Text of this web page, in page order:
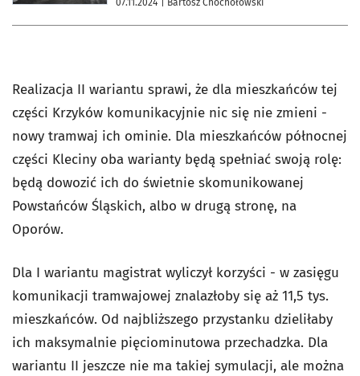
07.11.2024 | Bartosz Chochołowski
Realizacja II wariantu sprawi, że dla mieszkańców tej
części Krzyków komunikacyjnie nic się nie zmieni -
nowy tramwaj ich ominie. Dla mieszkańców północnej
części Kleciny oba warianty będą spełniać swoją rolę:
będą dowozić ich do świetnie skomunikowanej
Powstańców Śląskich, albo w drugą stronę, na
Oporów.
Dla I wariantu magistrat wyliczył korzyści - w zasięgu
komunikacji tramwajowej znalazłoby się aż 11,5 tys.
mieszkańców. Od najbliższego przystanku dzieliłaby
ich maksymalnie pięciominutowa przechadzka. Dla
wariantu II jeszcze nie ma takiej symulacji, ale można